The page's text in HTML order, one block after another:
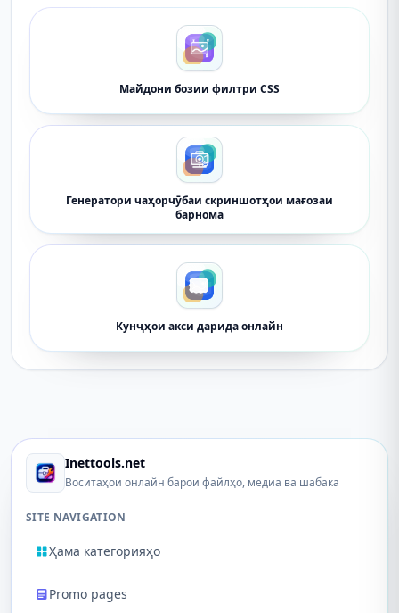
Майдони бозии филтри CSS
Генератори чаҳорчӯбаи скриншотҳои мағозаи
барнома
Кунҷҳои акси дарида онлайн
Inettools.net
Воситаҳои онлайн барои файлҳо, медиа ва шабака
SITE NAVIGATION
Ҳама категорияҳо
Promo pages